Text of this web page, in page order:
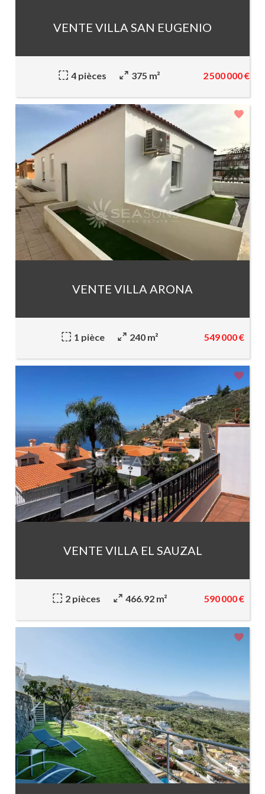
VENTE VILLA SAN EUGENIO
4 pièces 375 m² 2 500 000 €
VENTE VILLA ARONA
1 pièce 240 m² 549 000 €
VENTE VILLA EL SAUZAL
2 pièces 466.92 m² 590 000 €